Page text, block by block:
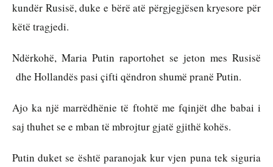
kundër Rusisë, duke e bërë atë përgjegjësen kryesore për
këtë tragjedi.
Ndërkohë, Maria Putin raportohet se jeton mes Rusisë
dhe Hollandës pasi çifti qëndron shumë pranë Putin.
Ajo ka një marrëdhënie të ftohtë me fqinjët dhe babai i
saj thuhet se e mban të mbrojtur gjatë gjithë kohës.
Putin duket se është paranojak kur vjen puna tek siguria